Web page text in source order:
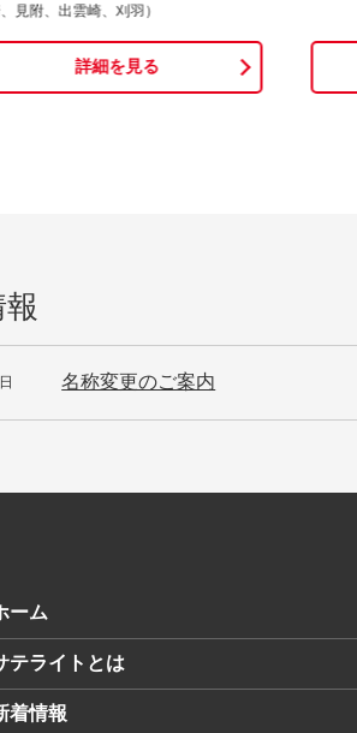
見附、出雲崎、刈羽）
詳細を見る
名称変更のご案内
ーム
テライトとは
着情報